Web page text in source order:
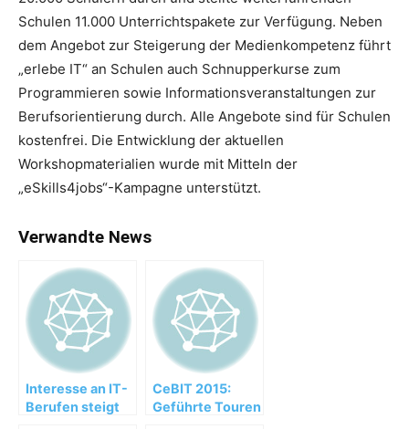
Schulen 11.000 Unterrichtspakete zur Verfügung. Neben
dem Angebot zur Steigerung der Medienkompetenz führt
„erlebe IT“ an Schulen auch Schnupperkurse zum
Programmieren sowie Informationsveranstaltungen zur
Berufsorientierung durch. Alle Angebote sind für Schulen
kostenfrei. Die Entwicklung der aktuellen
Workshopmaterialien wurde mit Mitteln der
„eSkills4jobs“-Kampagne unterstützt.
Verwandte News
Interesse an IT-
Berufen steigt
CeBIT 2015:
Geführte Touren